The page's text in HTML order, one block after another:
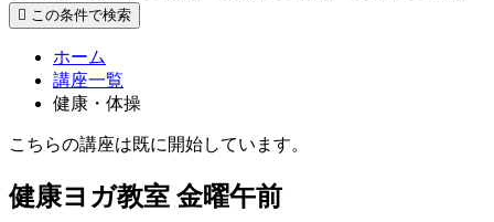
この条件で検索
ホーム
講座一覧
健康・体操
こちらの講座は既に開始しています。
健康ヨガ教室 金曜午前